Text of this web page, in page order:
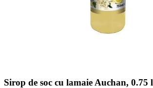
Sirop de soc cu lamaie Auchan, 0.75 l